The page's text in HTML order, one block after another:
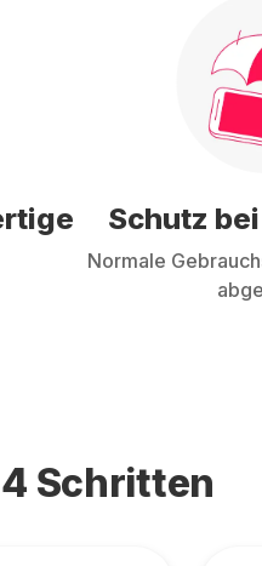
Schutz
Normale
Schritten